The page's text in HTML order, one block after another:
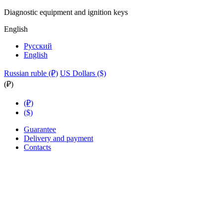
Diagnostic equipment and ignition keys
English
Русский
English
Russian ruble (₽) US Dollars ($)
(₽)
(₽)
($)
Guarantee
Delivery and payment
Contacts